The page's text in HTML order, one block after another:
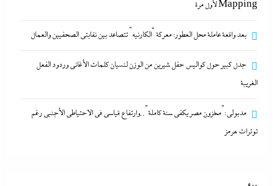
13 مايو، 2024
وحشتونى” وتقنية 3D Mapping لأول مرة
13 مايو، 2024
بعد واقعة عاملة محل العطور: معركة “الكارنيه” تتصاعد
Mapping لأول مرة
بعد واقعة عاملة محل العطور: معركة “الكارنيه” تتصاعد بين نقابتى الصحفيين والعمال
جدل كبير حول كواليس حفل شيرين من الوزن لنسيان كلمات الأغانى وردود الفعل
الغريبة
مدبولي:”مخزون مصر يكفي سنة كاملة”..وارتفاع قياسي في الاحتياطي الأجنبي رغم
توترات هرمز